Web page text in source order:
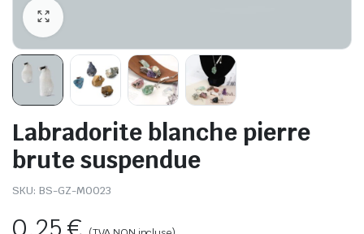
Labradorite blanche pierre
brute suspendue
SKU: BS-GZ-M0023